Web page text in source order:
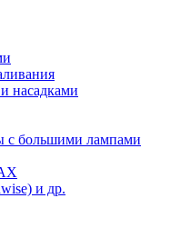
насадками
большими лампами
и др.